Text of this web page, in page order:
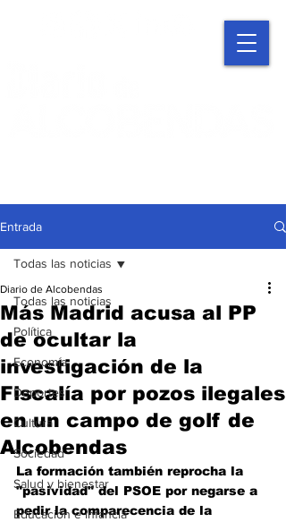
Entrada
Todas las noticias
Política
Economía
Deportes
Cultura
Sociedad
Salud y bienestar
Educación e infancia
Todas las noticias
Más Madrid acusa al PP
de ocultar la
investigación de la
Fiscalía por pozos ilegales
en un campo de golf de
Alcobendas
Diario de Alcobendas
La formación también reprocha la
"pasividad" del PSOE por negarse a
pedir la comparecencia de la